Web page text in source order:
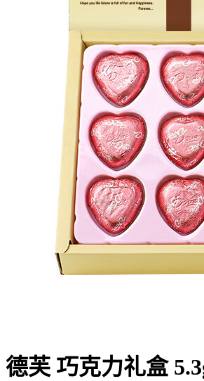
德芙 巧克力礼盒